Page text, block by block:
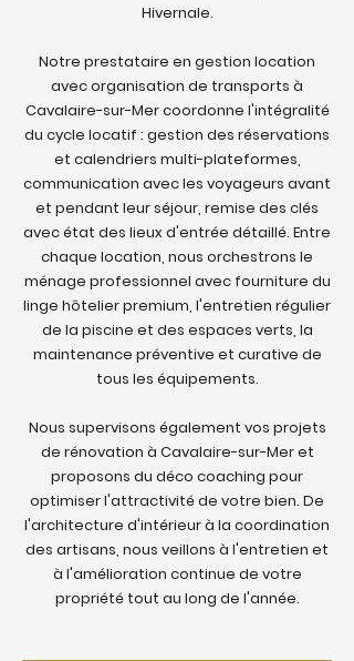
Hivernale.
Notre prestataire en gestion location
avec organisation de transports à
Cavalaire-sur-Mer coordonne l'intégralité
du cycle locatif : gestion des réservations
et calendriers multi-plateformes,
communication avec les voyageurs avant
et pendant leur séjour, remise des clés
avec état des lieux d'entrée détaillé. Entre
chaque location, nous orchestrons le
ménage professionnel avec fourniture du
linge hôtelier premium, l'entretien régulier
de la piscine et des espaces verts, la
maintenance préventive et curative de
tous les équipements.
Nous supervisons également vos projets
de rénovation à Cavalaire-sur-Mer et
proposons du déco coaching pour
optimiser l'attractivité de votre bien. De
l'architecture d'intérieur à la coordination
des artisans, nous veillons à l'entretien et
à l'amélioration continue de votre
propriété tout au long de l'année.